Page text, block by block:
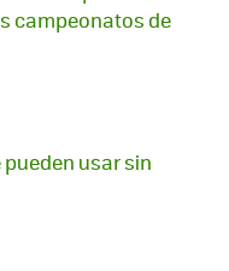
campeonatos de
usar sin